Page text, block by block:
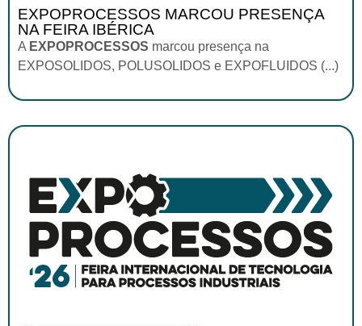
EXPOPROCESSOS MARCOU PRESENÇA
NA FEIRA IBÉRICA
A EXPOPROCESSOS marcou presença na
EXPOSOLIDOS, POLUSOLIDOS e EXPOFLUIDOS (...)